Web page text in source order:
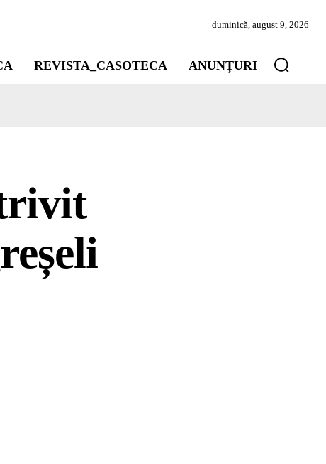
duminică, august 9, 2026
REVISTA_CASOTECA ANUNȚURI